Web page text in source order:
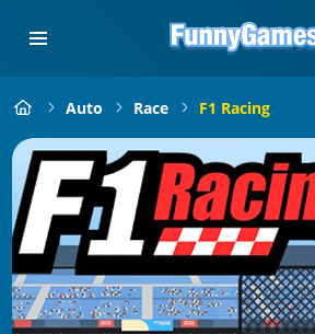
Auto Race F1 Racing